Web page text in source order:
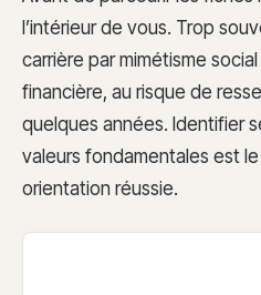
l’intérieur de vous. Trop
carrière par mimétisme
financière, au risque de
quelques années. Identifier
valeurs fondamentales est
orientation réussie.